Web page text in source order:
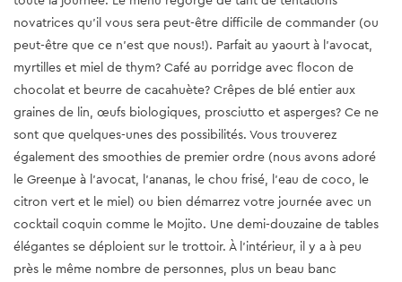
novatrices qu’il vous sera peut-être difficile de commander (ou
peut-être que ce n’est que nous!). Parfait au yaourt à l'avocat,
myrtilles et miel de thym? Café au porridge avec flocon de
chocolat et beurre de cacahuète? Crêpes de blé entier aux
graines de lin, œufs biologiques, prosciutto et asperges? Ce ne
sont que quelques-unes des possibilités. Vous trouverez
également des smoothies de premier ordre (nous avons adoré
le Greenμe à l'avocat, l'ananas, le chou frisé, l'eau de coco, le
citron vert et le miel) ou bien démarrez votre journée avec un
cocktail coquin comme le Mojito. Une demi-douzaine de tables
élégantes se déploient sur le trottoir. À l’intérieur, il y a à peu
près le même nombre de personnes, plus un beau banc